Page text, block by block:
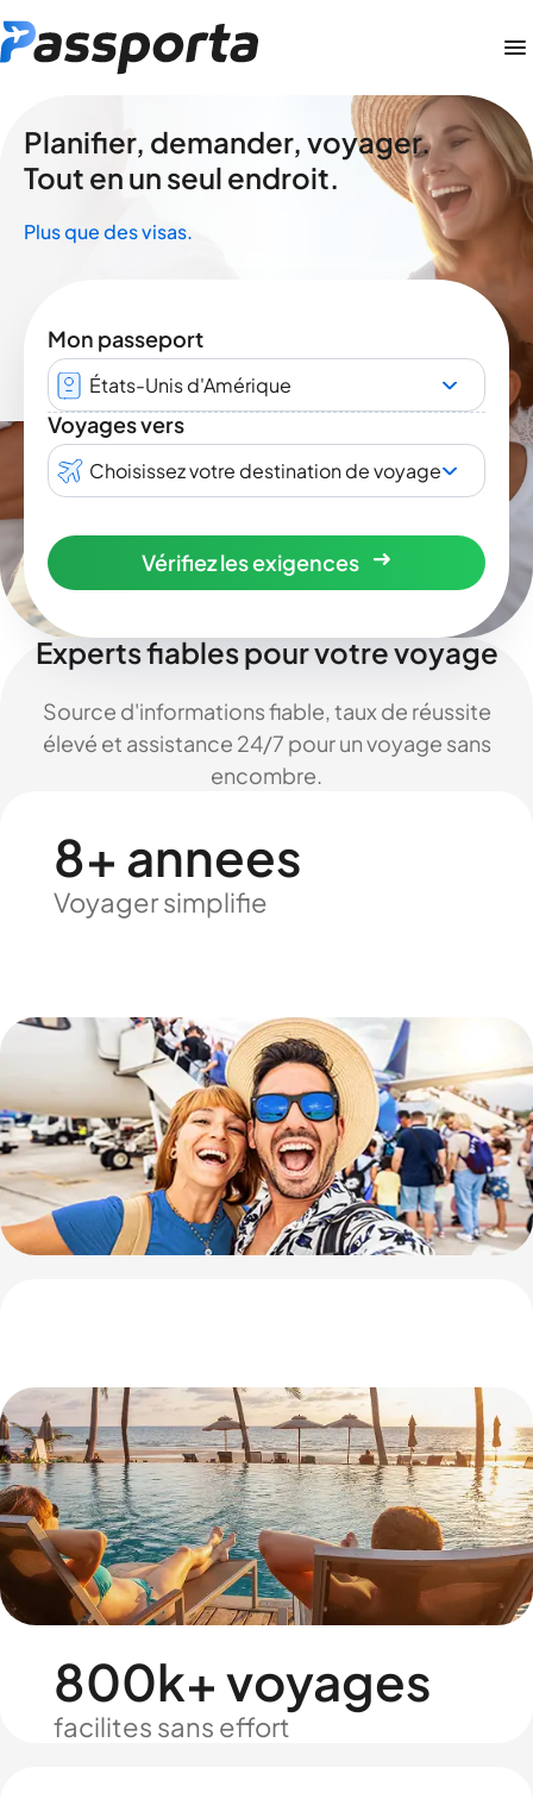
Planifier, demander, voyager.
Tout en un seul endroit.
Plus que des visas.
Mon passeport
États-Unis d'Amérique
Voyages vers
Choisissez votre destination de voyage
Vérifiez les exigences
Experts fiables pour votre voyage
Source d'informations fiable, taux de réussite
élevé et assistance 24/7 pour un voyage sans
encombre.
8+ annees
Voyager simplifie
800k+ voyages
facilites sans effort